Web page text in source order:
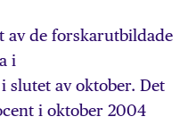
av de forskarutbildade
i
slutet av oktober. Det
i oktober 2004